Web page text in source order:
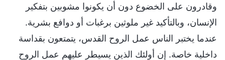
وقادرون على الخضوع دون أن يكونوا مشوبين بتفكير
الإنسان، وبالتأكيد غير ملوثين برغبات أو دوافع بشرية.
عندما يختبر الناس عمل الروح القدس، يتمتعون بقداسة
داخلية خاصة. إن أولئك الذين يسيطر عليهم عمل الروح